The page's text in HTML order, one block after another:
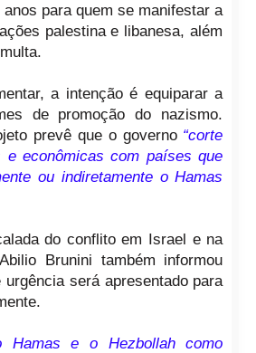
para quem se manifestar a
palestina e libanesa, além
a intenção é equiparar a
de promoção do nazismo.
prevê que o governo “corte
e econômicas com países que
ou indiretamente o Hamas
do conflito em Israel e na
Brunini também informou
urgência será apresentado para
Hamas e o Hezbollah como